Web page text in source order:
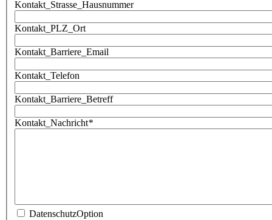
Kontakt_Strasse_Hausnummer
Kontakt_PLZ_Ort
Kontakt_Barriere_Email
Kontakt_Telefon
Kontakt_Barriere_Betreff
Kontakt_Nachricht*
DatenschutzOption